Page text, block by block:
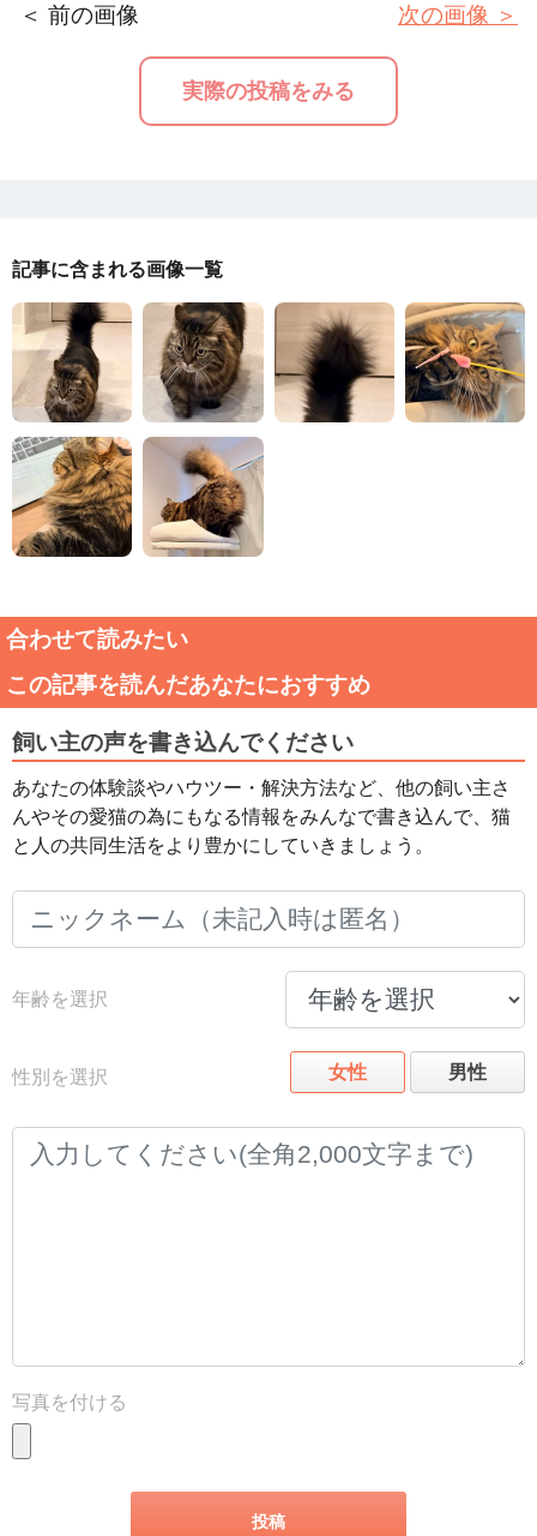
＜ 前の画像
実際の投稿をみる
次の画像 ＞
記事に含まれる画像一覧
合わせて読みたい
この記事を読んだあなたにおすすめ
飼い主の声を書き込んでください
あなたの体験談やハウツー・解決方法など、他の飼い主さ
んやその愛猫の為にもなる情報をみんなで書き込んで、猫
と人の共同生活をより豊かにしていきましょう。
年齢を選択
性別を選択 女性 男性
写真を付ける